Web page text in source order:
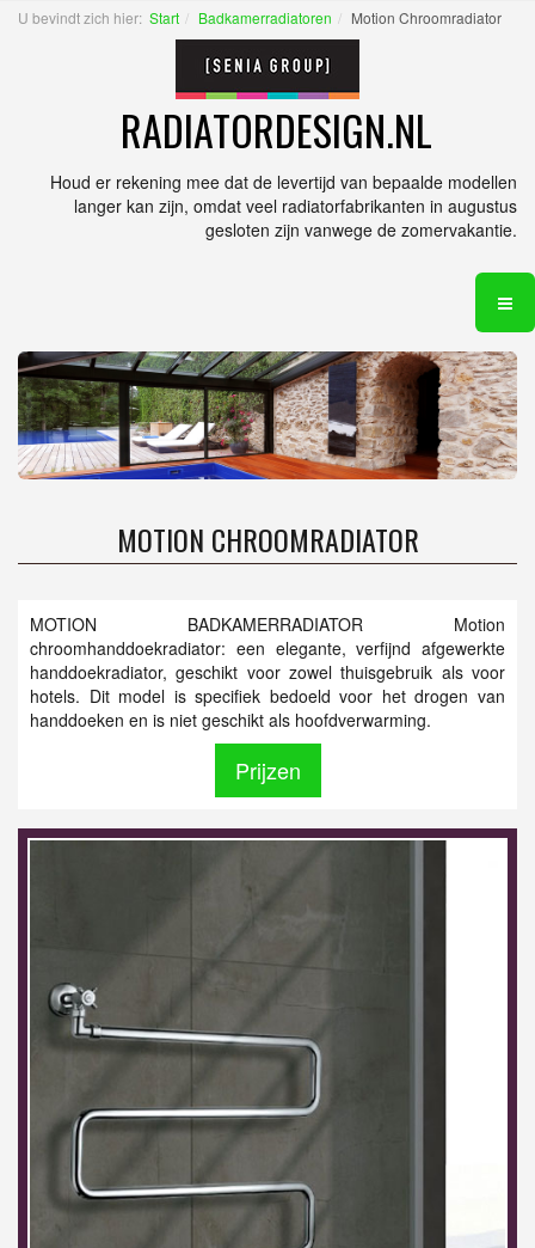
U bevindt zich hier: Start Badkamerradiatoren Motion Chroomradiator
RADIATORDESIGN.NL
Houd er rekening mee dat de levertijd van bepaalde modellen
langer kan zijn, omdat veel radiatorfabrikanten in augustus
gesloten zijn vanwege de zomervakantie.
MOTION CHROOMRADIATOR
MOTION BADKAMERRADIATOR Motion
chroomhanddoekradiator: een elegante, verfijnd afgewerkte
handdoekradiator, geschikt voor zowel thuisgebruik als voor
hotels. Dit model is specifiek bedoeld voor het drogen van
handdoeken en is niet geschikt als hoofdverwarming.
Prijzen